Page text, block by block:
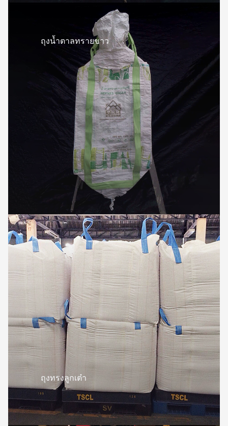
ถุงน้ำตาลทรายขาว
ถุงทรงลูกเต๋า